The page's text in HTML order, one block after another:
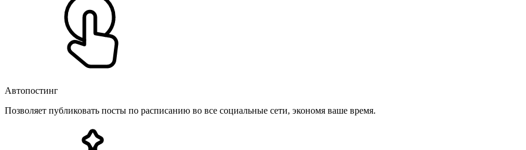
Автопостинг
Позволяет публиковать посты по расписанию во все социальные сети, экономя ваше время.